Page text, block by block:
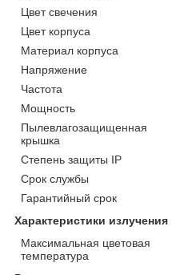
Цвет свечения
Цвет корпуса
Материал корпуса
Напряжение
Частота
Мощность
Пылевлагозащищенная
крышка
Степень защиты IP
Срок службы
Гарантийный срок
Характеристики излучения
Максимальная цветовая
температура